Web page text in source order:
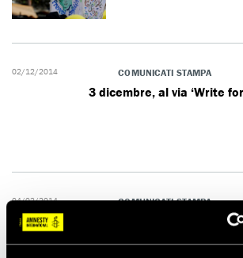
02/12/2014 COMUNICATI STAMPA
3 dicembre, al via ‘Write
04/02/2014 COMUNICATI STAMPA
Amnesty International: in
transgender subiscono
trattamenti disumani e